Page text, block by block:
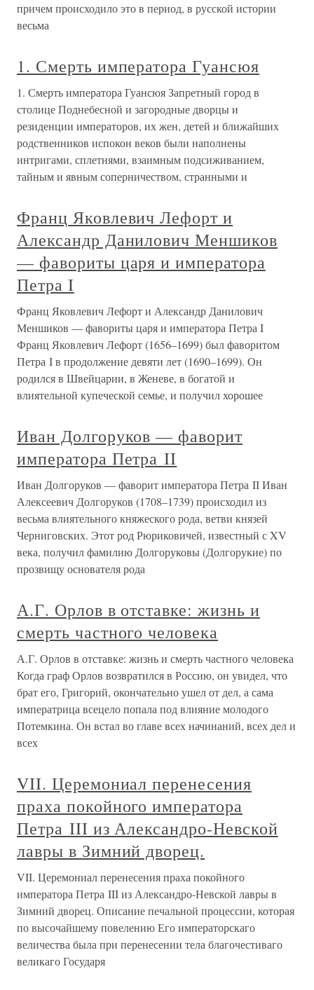
причем происходило это в период, в русской истории
весьма
1. Смерть императора Гуансюя
1. Смерть императора Гуансюя Запретный город в
столице Поднебесной и загородные дворцы и
резиденции императоров, их жен, детей и ближайших
родственников испокон веков были наполнены
интригами, сплетнями, взаимным подсиживанием,
тайным и явным соперничеством, странными и
Франц Яковлевич Лефорт и
Александр Данилович Меншиков
— фавориты царя и императора
Петра I
Франц Яковлевич Лефорт и Александр Данилович
Меншиков — фавориты царя и императора Петра I
Франц Яковлевич Лефорт (1656–1699) был фаворитом
Петра I в продолжение девяти лет (1690–1699). Он
родился в Швейцарии, в Женеве, в богатой и
влиятельной купеческой семье, и получил хорошее
Иван Долгоруков — фаворит
императора Петра II
Иван Долгоруков — фаворит императора Петра II Иван
Алексеевич Долгоруков (1708–1739) происходил из
весьма влиятельного княжеского рода, ветви князей
Черниговских. Этот род Рюриковичей, известный с XV
века, получил фамилию Долгоруковы (Долгорукие) по
прозвищу основателя рода
А.Г. Орлов в отставке: жизнь и
смерть частного человека
А.Г. Орлов в отставке: жизнь и смерть частного человека
Когда граф Орлов возвратился в Россию, он увидел, что
брат его, Григорий, окончательно ушел от дел, а сама
императрица всецело попала под влияние молодого
Потемкина. Он встал во главе всех начинаний, всех дел и
всех
VII. Церемониал перенесения
праха покойного императора
Петра III из Александро-Невской
лавры в Зимний дворец.
VII. Церемониал перенесения праха покойного
императора Петра III из Александро-Невской лавры в
Зимний дворец. Описание печальной процессии, которая
по высочайшему повелению Его императорскаго
величества была при перенесении тела благочестиваго
великаго Государя